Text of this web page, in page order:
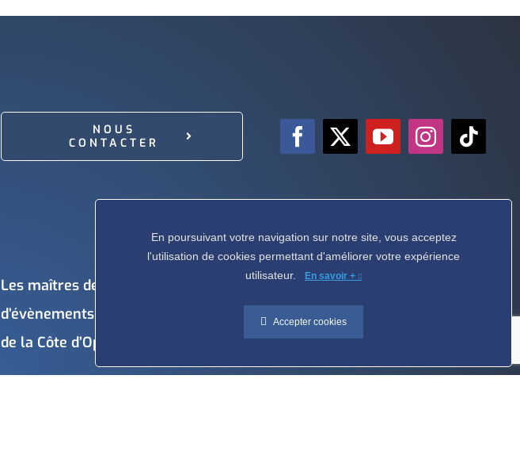
NOUS
CONTACTER
Les maîtres de la magie sont devenus, au fil des ans, une série
d’évènements incontournables qui en fait le plus grand festival de magie
de la Côte d’Opale.
En poursuivant votre navigation sur notre site, vous acceptez
l'utilisation de cookies permettant d'améliorer votre expérience
utilisateur.
En savoir +
Accepter cookies